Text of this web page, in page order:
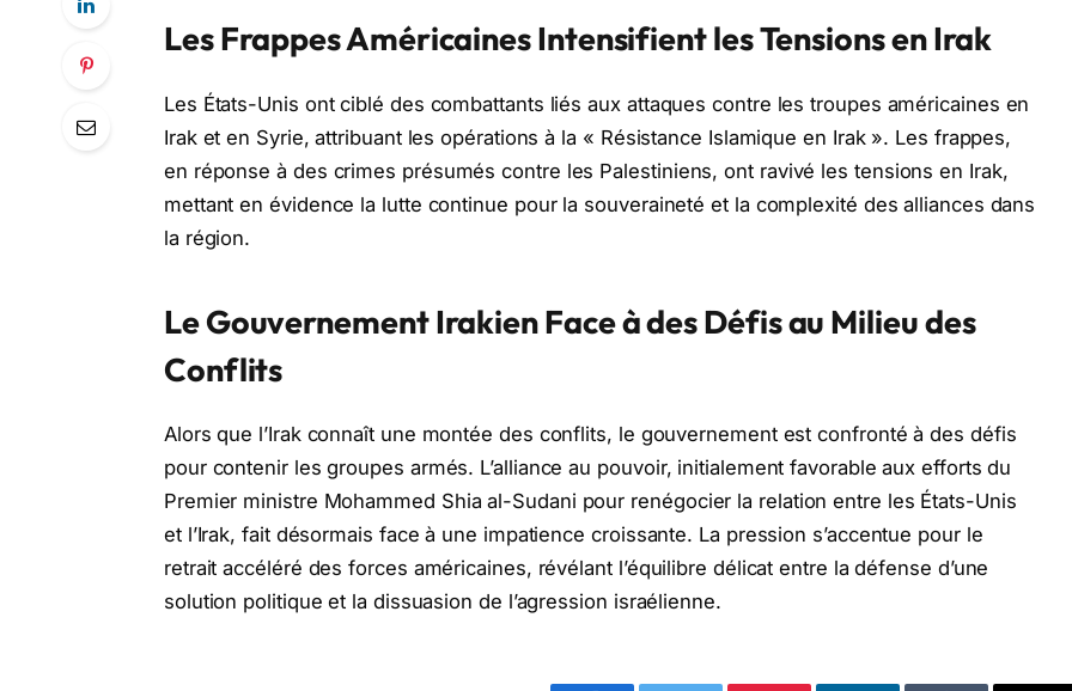
Les Frappes Américaines Intensifient les Tensions en Irak
Les États-Unis ont ciblé des combattants liés aux attaques contre les troupes américaines en
Irak et en Syrie, attribuant les opérations à la « Résistance Islamique en Irak ». Les frappes,
en réponse à des crimes présumés contre les Palestiniens, ont ravivé les tensions en Irak,
mettant en évidence la lutte continue pour la souveraineté et la complexité des alliances dans
la région.
Le Gouvernement Irakien Face à des Défis au Milieu des
Conflits
Alors que l’Irak connaît une montée des conflits, le gouvernement est confronté à des défis
pour contenir les groupes armés. L’alliance au pouvoir, initialement favorable aux efforts du
Premier ministre Mohammed Shia al-Sudani pour renégocier la relation entre les États-Unis
et l’Irak, fait désormais face à une impatience croissante. La pression s’accentue pour le
retrait accéléré des forces américaines, révélant l’équilibre délicat entre la défense d’une
solution politique et la dissuasion de l’agression israélienne.